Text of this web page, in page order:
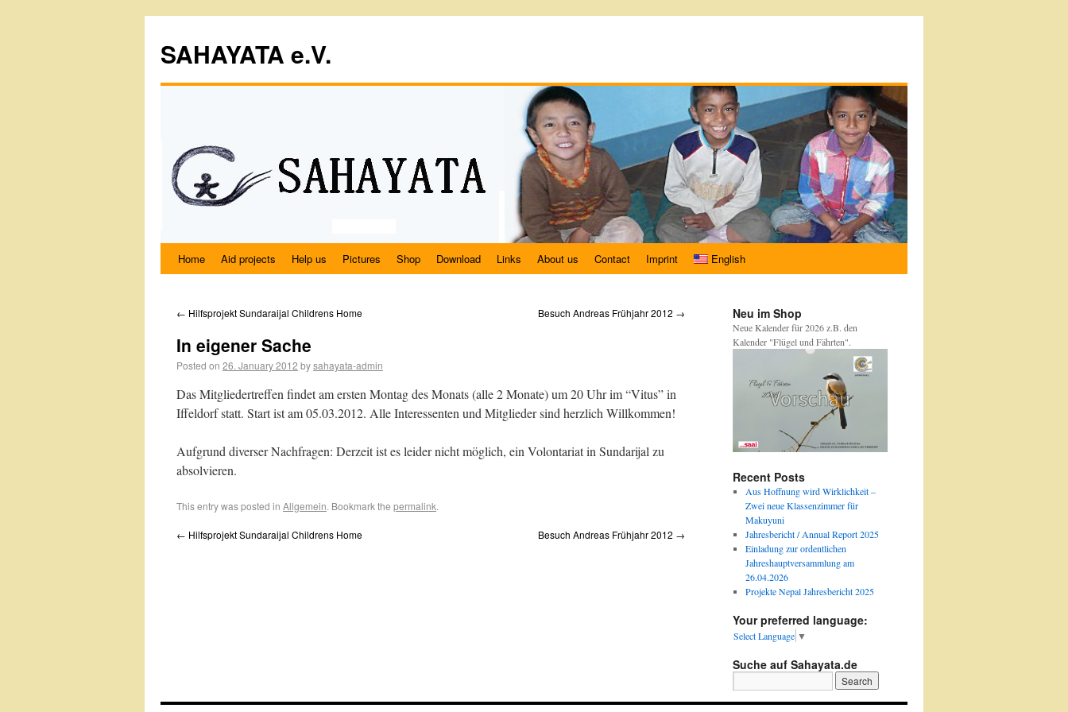
SAHAYATA e.V.
Home Aid projects Help us Pictures Shop Download Links About us Contact Imprint English
← Hilfsprojekt Sundaraijal Childrens Home Besuch Andreas Frühjahr 2012 →
In eigener Sache
Posted on 26. January 2012 bysahayata-admin
Das Mitgliedertreffen findet am ersten Montag des Monats (alle 2 Monate) um 20 Uhr im “Vitus” in
Iffeldorf statt. Start ist am 05.03.2012. Alle Interessenten und Mitglieder sind herzlich Willkommen!
Aufgrund diverser Nachfragen: Derzeit ist es leider nicht möglich, ein Volontariat in Sundarijal zu
absolvieren.
This entry was posted in Allgemein. Bookmark the permalink.
← Hilfsprojekt Sundaraijal Childrens Home Besuch Andreas Frühjahr 2012 →
Neu im Shop
Neue Kalender für 2026 z.B. den
Kalender "Flügel und Fährten".
Recent Posts
Aus Hoffnung wird Wirklichkeit –
Zwei neue Klassenzimmer für
Makuyuni
Jahresbericht / Annual Report 2025
Einladung zur ordentlichen
Jahreshauptversammlung am
26.04.2026
Projekte Nepal Jahresbericht 2025
Your preferred language:
Select Language ▼
Suche auf Sahayata.de